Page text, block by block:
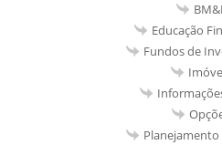
Educação
Fundos de